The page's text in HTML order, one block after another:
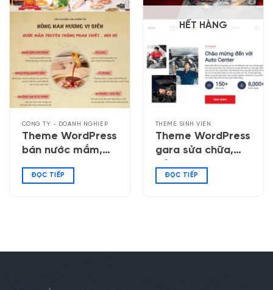
CÔNG TY - DOANH NGHIỆP
Theme WordPress
bán nước mắm,
ĐỌC TIẾP
HẾT HÀNG
THEME SINH VIÊN
Theme WordPress
gara sửa chữa,
ĐỌC TIẾP